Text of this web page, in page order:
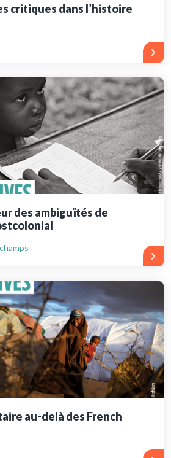
critiques dans l’histoire
des ambiguïtés de
au-delà des French